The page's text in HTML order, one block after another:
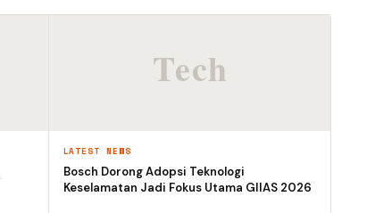
LATEST NEWS
Bosch Dorong Adopsi Teknologi
Keselamatan Jadi Fokus Utama GIIAS 2026